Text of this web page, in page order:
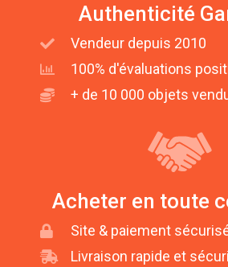
Authenticité
Vendeur depuis 2010
100% d'évaluations
+ de 10 000 objets
Acheter en toute
Site & paiement
Livraison rapide et